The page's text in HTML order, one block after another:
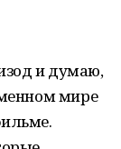
и думаю,
мире